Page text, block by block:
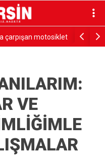
çarpışan motosiklet
VE